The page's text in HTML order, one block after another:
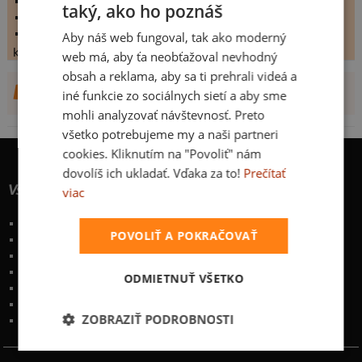
komentářů:6.31707
koupilo by:16 lidí
konečné hodnocení:6.31707
DALŠÍ NÁVRHY OD ATOMIK
Všetko o nákupe
Garancia výmeny a vrátenia
Časté otázky
Telefón: 222 205 835
taký, ako ho poznáš
Aby náš web fungoval, tak ako moderný
web má, aby ťa neobťažoval nevhodný
obsah a reklama, aby sa ti prehrali videá a
iné funkcie zo sociálnych sietí a aby sme
mohli analyzovať návštevnosť. Preto
všetko potrebujeme my a naši partneri
cookies. Kliknutím na "Povoliť" nám
dovolíš ich ukladať. Vďaka za to! Prečítať
viac
POVOLIŤ A POKRAČOVAŤ
ODMIETNUŤ VŠETKO
ZOBRAZIŤ PODROBNOSTI